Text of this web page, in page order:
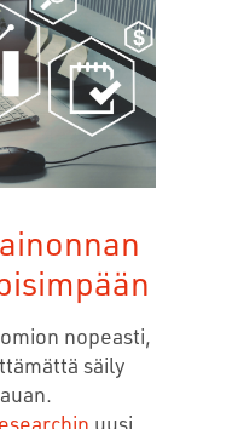
nopeasti,
säily
uusi